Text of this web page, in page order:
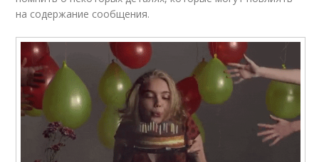
на содержание сообщения.